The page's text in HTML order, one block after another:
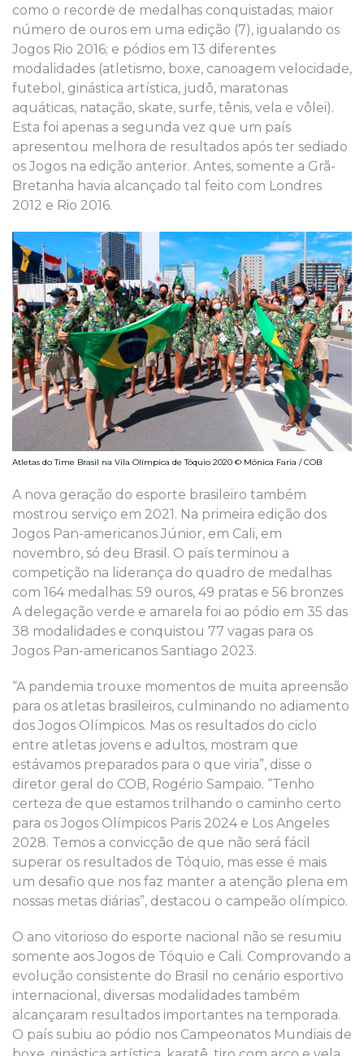
como o recorde de medalhas conquistadas; maior
número de ouros em uma edição (7), igualando os
Jogos Rio 2016; e pódios em 13 diferentes
modalidades (atletismo, boxe, canoagem velocidade,
futebol, ginástica artística, judô, maratonas
aquáticas, natação, skate, surfe, tênis, vela e vôlei).
Esta foi apenas a segunda vez que um país
apresentou melhora de resultados após ter sediado
os Jogos na edição anterior. Antes, somente a Grã-
Bretanha havia alcançado tal feito com Londres
2012 e Rio 2016.
Atletas do Time Brasil na Vila Olímpica de Tóquio 2020 © Mônica Faria / COB
A nova geração do esporte brasileiro também
mostrou serviço em 2021. Na primeira edição dos
Jogos Pan-americanos Júnior, em Cali, em
novembro, só deu Brasil. O país terminou a
competição na liderança do quadro de medalhas
com 164 medalhas: 59 ouros, 49 pratas e 56 bronzes
A delegação verde e amarela foi ao pódio em 35 das
38 modalidades e conquistou 77 vagas para os
Jogos Pan-americanos Santiago 2023.
“A pandemia trouxe momentos de muita apreensão
para os atletas brasileiros, culminando no adiamento
dos Jogos Olímpicos. Mas os resultados do ciclo
entre atletas jovens e adultos, mostram que
estávamos preparados para o que viria”, disse o
diretor geral do COB, Rogério Sampaio. “Tenho
certeza de que estamos trilhando o caminho certo
para os Jogos Olímpicos Paris 2024 e Los Angeles
2028. Temos a convicção de que não será fácil
superar os resultados de Tóquio, mas esse é mais
um desafio que nos faz manter a atenção plena em
nossas metas diárias”, destacou o campeão olímpico.
O ano vitorioso do esporte nacional não se resumiu
somente aos Jogos de Tóquio e Cali. Comprovando a
evolução consistente do Brasil no cenário esportivo
internacional, diversas modalidades também
alcançaram resultados importantes na temporada.
O país subiu ao pódio nos Campeonatos Mundiais de